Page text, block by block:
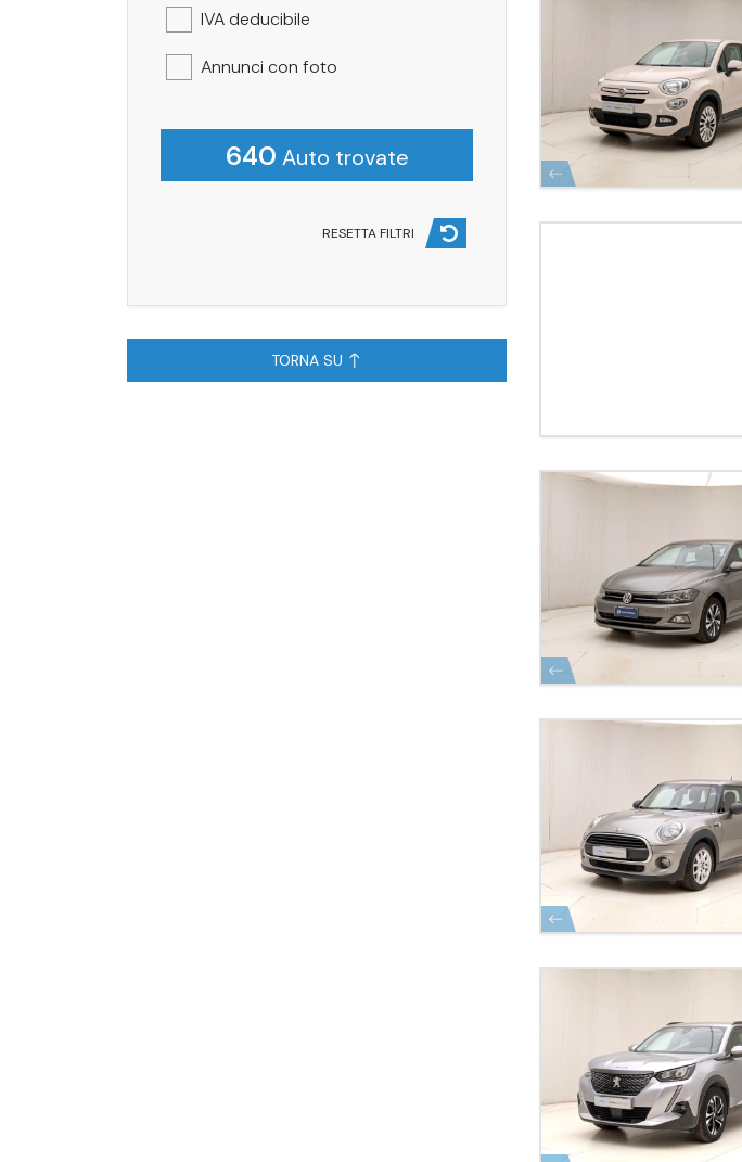
IVA deducibile
Annunci con foto
640 Auto trovate
RESETTA FILTRI
TORNA SU